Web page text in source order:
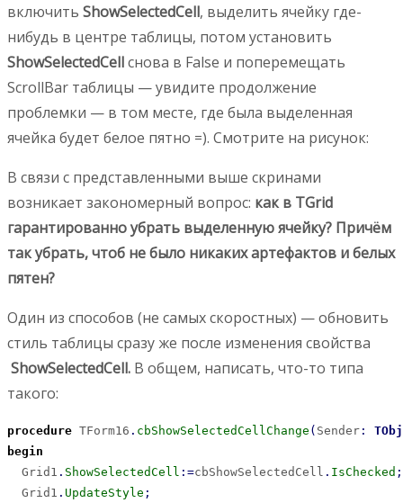
включить ShowSelectedCell, выделить ячейку где-
нибудь в центре таблицы, потом установить
ShowSelectedCellснова в False и поперемещать
ScrollBar таблицы — увидите продолжение
проблемки — в том месте, где была выделенная
ячейка будет белое пятно =). Смотрите на рисунок:
В связи с представленными выше скринами
возникает закономерный вопрос: как в TGrid
гарантированно убрать выделенную ячейку? Причём
так убрать, чтоб не было никаких артефактов и белых
пятен?
Один из способов (не самых скоростных) — обновить
стиль таблицы сразу же после изменения свойства
ShowSelectedCell. В общем, написать, что-то типа
такого:
procedure TForm16 . cbShowSelectedCellChange ( Sender :
begin
  Grid1
. ShowSelectedCell : =cbShowSelectedCell . IsChecked ;
  Grid1
. UpdateStyle ;